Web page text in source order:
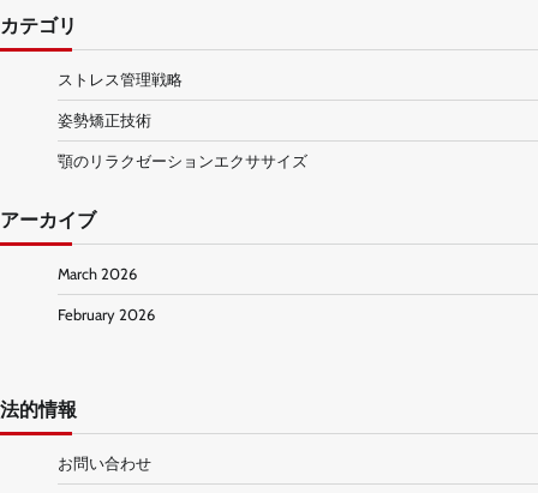
カテゴリ
ストレス管理戦略
姿勢矯正技術
顎のリラクゼーションエクササイズ
アーカイブ
March 2026
February 2026
法的情報
お問い合わせ